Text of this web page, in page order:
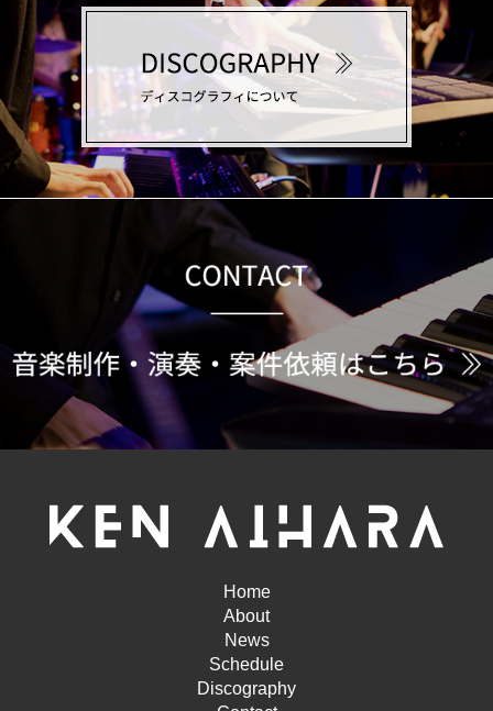
Home
About
News
Schedule
Discography